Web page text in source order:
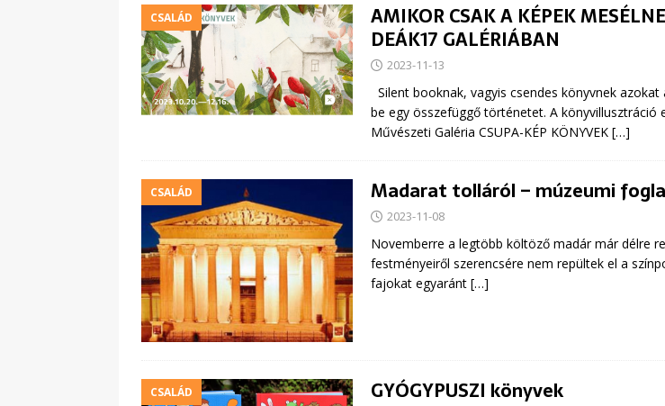
CSALÁD
AMIKOR CSAK A KÉPEK
DEÁK17 GALÉRIÁBAN
2023-11-13
Silent booknak, vagyis csendes könyvnek
be egy összefüggő történetet. A
Művészeti Galéria CSUPA-KÉP KÖNYVEK […]
CSALÁD Madarat tolláról – múzeumi
2023-11-08
Novemberre a legtöbb költöző madár már délre
festményeiről szerencsére nem repültek el a
fajokat egyaránt […]
CSALÁD GYÓGYPUSZI könyvek